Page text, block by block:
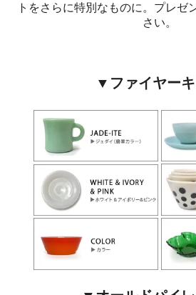
トをさらに特別なものに。プレゼ
さい。
▼ファイヤー